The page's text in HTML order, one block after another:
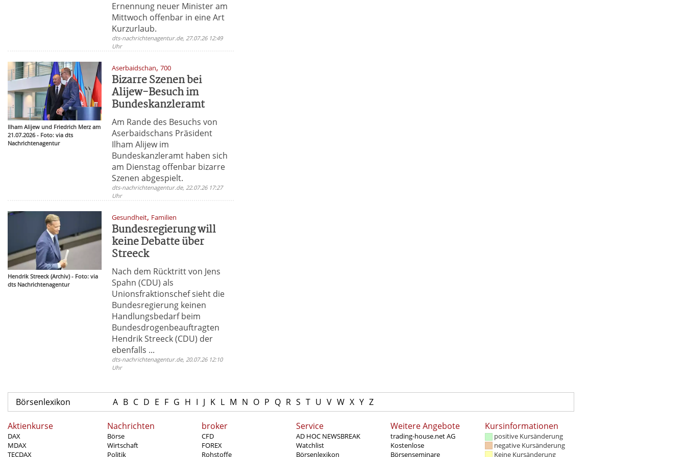
Ernennung neuer Minister am
Mittwoch offenbar in eine Art
Kurzurlaub.
dts-nachrichtenagentur.de, 27.07.26 12:49
Uhr
Ilham Alijew und Friedrich Merz am
21.07.2026 - Foto: via dts
Nachrichtenagentur
Aserbaidschan,700
Bizarre Szenen bei
Alijew-Besuch im
Bundeskanzleramt
Am Rande des Besuchs von
Aserbaidschans Präsident
Ilham Alijew im
Bundeskanzleramt haben sich
am Dienstag offenbar bizarre
Szenen abgespielt.
dts-nachrichtenagentur.de, 22.07.26 17:27
Uhr
Hendrik Streeck (Archiv) - Foto: via
dts Nachrichtenagentur
Gesundheit, Familien
Bundesregierung will
keine Debatte über
Streeck
Nach dem Rücktritt von Jens
Spahn (CDU) als
Unionsfraktionschef sieht die
Bundesregierung keinen
Handlungsbedarf beim
Bundesdrogenbeauftragten
Hendrik Streeck (CDU) der
ebenfalls ...
dts-nachrichtenagentur.de, 20.07.26 12:10
Uhr
Börsenlexikon A B C D E F G H I J K L M N O P Q R S T U V W X Y Z
Aktienkurse
DAX
MDAX
TECDAX
Nachrichten
Börse
Wirtschaft
Politik
broker
CFD
FOREX
Rohstoffe
Service
AD HOC NEWSBREAK
Watchlist
Börsenlexikon
Weitere Angebote
trading-house.net AG
Kostenlose
Börsenseminare
Kursinformationen
positive Kursänderung
negative Kursänderung
Keine Kursänderung